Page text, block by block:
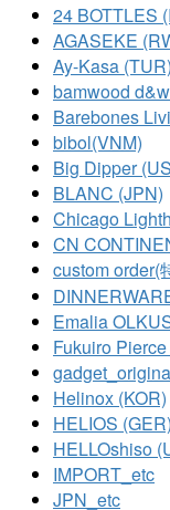
24 BOTTLES
AGASEKE
Ay-Kasa (TUR)
bamwood
Barebones
bibol(VNM)
Big Dipper
BLANC (JPN)
Chicago
CN
custom order(
Emalia
Fukuiro
Helinox (KOR)
HELIOS (GER)
HELLOshiso
IMPORT_etc
JPN_etc